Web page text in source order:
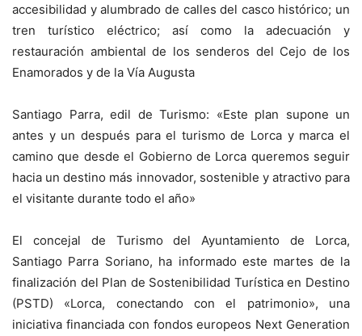
accesibilidad y alumbrado de calles del casco histórico; un
tren turístico eléctrico; así como la adecuación y
restauración ambiental de los senderos del Cejo de los
Enamorados y de la Vía Augusta
Santiago Parra, edil de Turismo: «Este plan supone un
antes y un después para el turismo de Lorca y marca el
camino que desde el Gobierno de Lorca queremos seguir
hacia un destino más innovador, sostenible y atractivo para
el visitante durante todo el año»
El concejal de Turismo del Ayuntamiento de Lorca,
Santiago Parra Soriano, ha informado este martes de la
finalización del Plan de Sostenibilidad Turística en Destino
(PSTD) «Lorca, conectando con el patrimonio», una
iniciativa financiada con fondos europeos Next Generation